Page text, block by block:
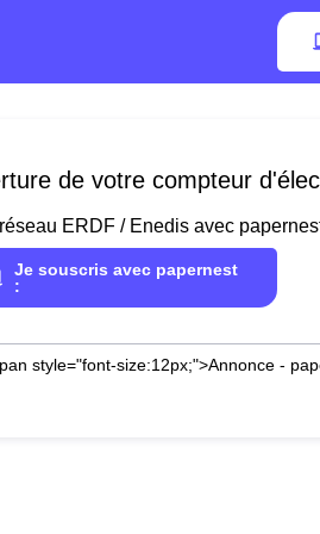
de votre compteur
ERDF / Enedis avec
Je souscris avec papernest
:
style="font-size:12px;">Annonce -